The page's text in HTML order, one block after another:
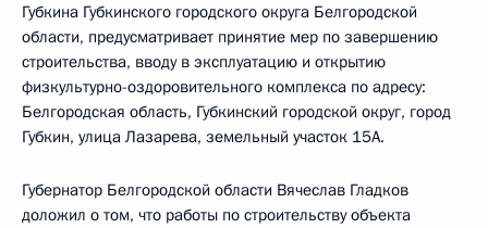
Губкина Губкинского городского округа Белгородской
области, предусматривает принятие мер по завершению
строительства, вводу в эксплуатацию и открытию
физкультурно-оздоровительного комплекса по адресу:
Белгородская область, Губкинский городской округ, город
Губкин, улица Лазарева, земельный участок 15А.
Губернатор Белгородской области Вячеслав Гладков
доложил о том, что работы по строительству объекта